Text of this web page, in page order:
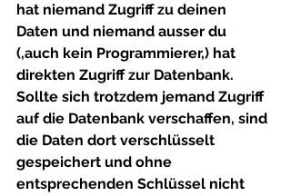
hat niemand Zugriff zu deinen
Daten und niemand ausser du
(,auch kein Programmierer,) hat
direkten Zugriff zur Datenbank.
Sollte sich trotzdem jemand Zugriff
auf die Datenbank verschaffen, sind
die Daten dort verschlüsselt
gespeichert und ohne
entsprechenden Schlüssel nicht